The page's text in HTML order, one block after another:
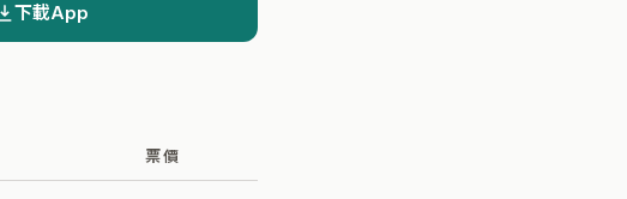
下載App
票價